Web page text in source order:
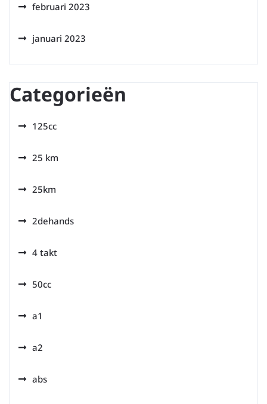
februari 2023
januari 2023
Categorieën
125cc
25 km
25km
2dehands
4 takt
50cc
a1
a2
abs